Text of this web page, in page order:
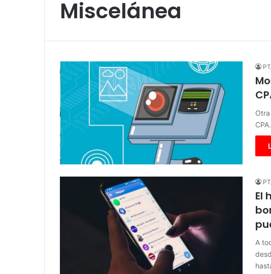
Miscelánea
CPA.
El
A